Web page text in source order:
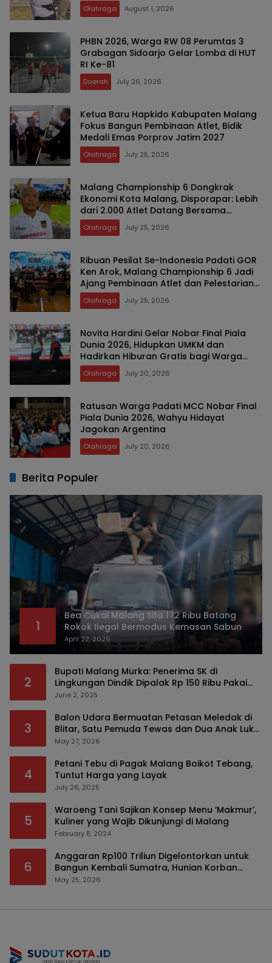
Olahraga August 1, 2026
PHBN 2026, Warga RW 08 Perumtas 3
Grabagan Sidoarjo Gelar Lomba di HUT
RI Ke-81
Daerah July 26, 2026
Ketua Baru Hapkido Kabupaten Malang
Fokus Bangun Pembinaan Atlet, Bidik
Medali Emas Porprov Jatim 2027
Olahraga July 25, 2026
Malang Championship 6 Dongkrak
Ekonomi Kota Malang, Disporapar: Lebih
dari 2.000 Atlet Datang Bersama
Keluarga
Olahraga July 25, 2026
Ribuan Pesilat Se-Indonesia Padati GOR
Ken Arok, Malang Championship 6 Jadi
Ajang Pembinaan Atlet dan Pelestarian
Budaya Bangsa
Olahraga July 25, 2026
Novita Hardini Gelar Nobar Final Piala
Dunia 2026, Hidupkan UMKM dan
Hadirkan Hiburan Gratis bagi Warga
Trenggalek
Olahraga July 20, 2026
Ratusan Warga Padati MCC Nobar Final
Piala Dunia 2026, Wahyu Hidayat
Jagokan Argentina
Olahraga July 20, 2026
Berita Populer
1
Bea Cukai Malang Sita 172 Ribu Batang
Rokok Ilegal Bermodus Kemasan Sabun
April 22, 2026
2
Bupati Malang Murka: Penerima SK di
Lingkungan Dindik Dipalak Rp 150 Ribu Pakai
Modus Tumpengan, KPK Turut Pantau
June 2, 2025
3
Balon Udara Bermuatan Petasan Meledak di
Blitar, Satu Pemuda Tewas dan Dua Anak Luka
Serius
May 27, 2026
4
Petani Tebu di Pagak Malang Boikot Tebang,
Tuntut Harga yang Layak
July 26, 2025
5
Waroeng Tani Sajikan Konsep Menu ‘Makmur’,
Kuliner yang Wajib Dikunjungi di Malang
February 8, 2024
6
Anggaran Rp100 Triliun Digelontorkan untuk
Bangun Kembali Sumatra, Hunian Korban
Bencana Bakal Difokuskan
May 25, 2026